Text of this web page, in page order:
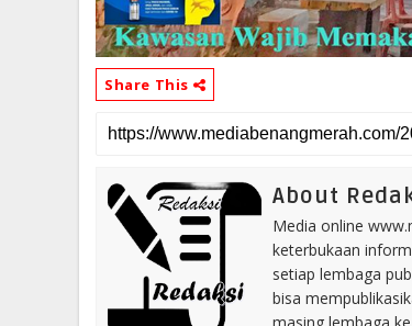
Share This
About
Media online
keterbukaan
setiap lembaga
bisa